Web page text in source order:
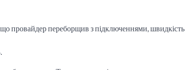
провайдер переборщив з підключеннями,